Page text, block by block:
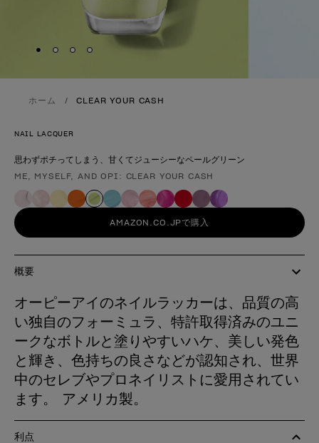
Skip to slide
Skip to slide
Skip to slide
Skip to slide
ホーム CLEAR YOUR CASH
NAIL LACQUER
思わずポチってしまう、甘くてジューシーなペールグリーン
製品形態
ME, MYSELF, AND OPI: CLEAR YOUR CASH
AMAZON.CO.JPで購入
概要
オーピーアイのネイルラッカーは、品質の高
い独自のフォーミュラ、特許取得済みのユニ
ークなボトルと塗りやすいハケ、美しい発色
と輝き、色持ちの良さなどが認知され、世界
中のセレブやプロネイリストに愛用されてい
ます。 アメリカ製。
利点